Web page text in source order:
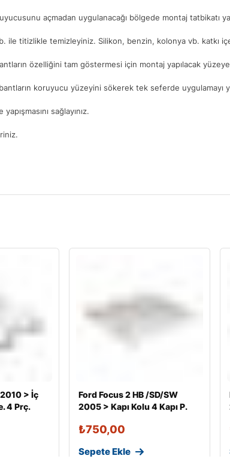
açmadan uygulanacağı bölgede montaj tatbikatı
ile titizlikle temizleyiniz. Silikon, benzin, kolonya vb. katkı
özelliğini tam göstermesi için montaj yapılacak
koruyucu yüzeyini sökerek tek seferde uygulamayı
sağlayınız.
> İç
4 Prç.
Ford Focus 2 HB /SD/SW
2005 > Kapı Kolu 4 Kapı P.
₺750,00
Sepete Ekle